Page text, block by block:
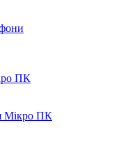
ПК
Мікро ПК